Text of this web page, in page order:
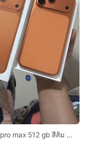
iPhone 17 pro max 512 gb สีส้ม ครบกล่อง